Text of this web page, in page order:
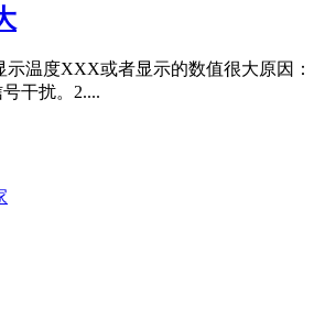
示温度XXX或者显示的数值很大原因：
干扰。2....